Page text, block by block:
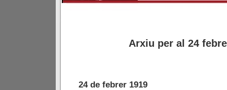
Arxiu per al 24
24 de febrer 1919